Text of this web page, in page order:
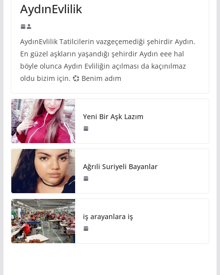
AydınEvlilik
AydınEvlilik Tatilcilerin vazgeçemediği şehirdir Aydın.
En güzel aşkların yaşandığı şehirdir Aydın eee hal
böyle olunca Aydın Evliliğin açılması da kaçınılmaz
oldu bizim için. 💞 Benim adım
Yeni Bir Aşk Lazım
Ağrıli Suriyeli Bayanlar
iş arayanlara iş